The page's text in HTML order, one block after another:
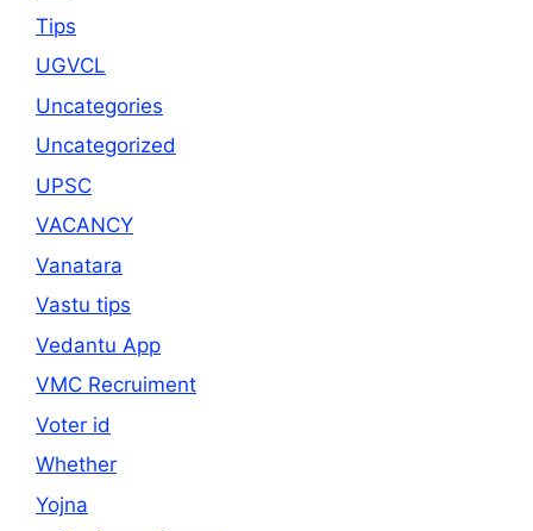
Tips
UGVCL
Uncategories
Uncategorized
UPSC
VACANCY
Vanatara
Vastu tips
Vedantu App
VMC Recruiment
Voter id
Whether
Yojna